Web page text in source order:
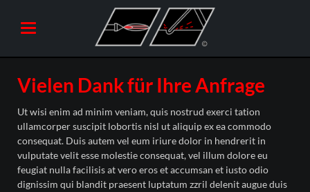
Vielen Dank für Ihre Anfrage
Ut wisi enim ad minim veniam, quis nostrud exerci tation
ullamcorper suscipit lobortis nisl ut aliquip ex ea commodo
consequat. Duis autem vel eum iriure dolor in hendrerit in
vulputate velit esse molestie consequat, vel illum dolore eu
feugiat nulla facilisis at vero eros et accumsan et iusto odio
dignissim qui blandit praesent luptatum zzril delenit augue duis